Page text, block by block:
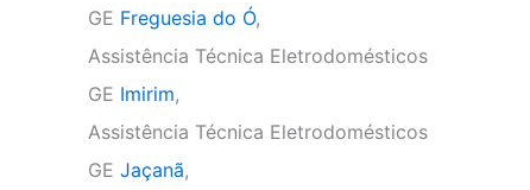
GE Freguesia do Ó,
Assistência Técnica Eletrodomésticos
GE Imirim,
Assistência Técnica Eletrodomésticos
GE Jaçanã,